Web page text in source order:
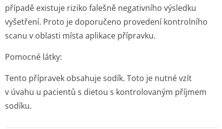
případě existuje riziko falešně negativního výsledku
vyšetření. Proto je doporučeno provedení kontrolního
scanu v oblasti místa aplikace přípravku.
Pomocné látky:
Tento přípravek obsahuje sodík. Toto je nutné vzít
v úvahu u pacientů s dietou s kontrolovaným příjmem
sodíku.